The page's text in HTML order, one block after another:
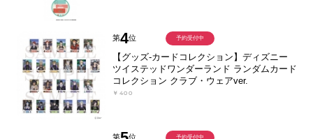
第4位
【グッズ-カードコレクション】ディズニー
ツイステッドワンダーランド ランダムカード
コレクション クラブ・ウェアver.
￥400
予約受付中
第 位 予約受付中